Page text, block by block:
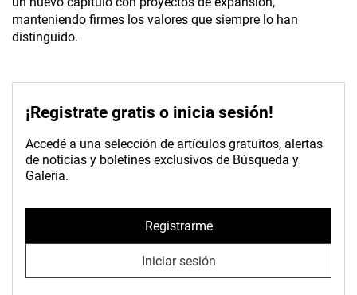
manteniendo firmes los valores que siempre lo han
distinguido.
¡Registrate gratis o inicia sesión!
Accedé a una selección de artículos gratuitos, alertas
de noticias y boletines exclusivos de Búsqueda y
Galería.
Registrarme
Iniciar sesión